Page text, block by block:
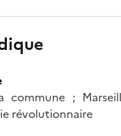
commune ;
révolutionnaire